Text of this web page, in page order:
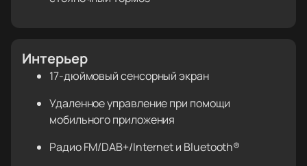
Интерьер
17-дюймовый сенсорный экран
Удаленное управление при помощи
мобильного приложения
Радио FM/DAB+/Internet и Bluetooth®